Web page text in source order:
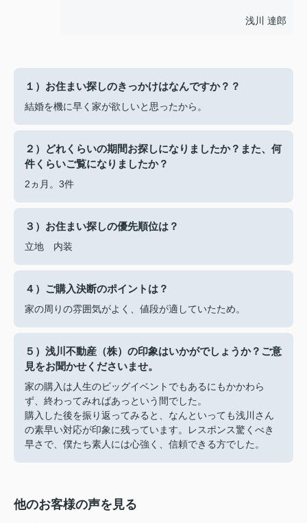
浅川 達郎
１）お住まい探しのきっかけはなんですか？？
結婚を機に早く家が欲しいと思ったから。
２）どれくらいの期間お探しになりましたか？また、何
件くらいご覧になりましたか？
2ヵ月。3件
３）お住まい探しの優先順位は？
立地 内装
４）ご購入決断のポイントは？
家の周りの雰囲気がよく、値段が適していたため。
５）浅川不動産（株）の印象はいかがでしょうか？ご意
見をお聞かせくださいませ。
家の購入は人生のビッグイベントでもあるにもかかわら
ず、終わってみればあっという間でした。
購入した後を振り返ってみると、なんといっても浅川さん
の素早い対応が印象に残っています。レスポンス驚くべき
早さで、僕たち素人には心強く、信頼できる方でした。
他のお客様の声を見る